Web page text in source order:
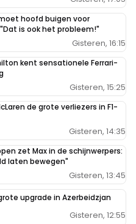
hoofd buigen voor
is ook het probleem!"
Gisteren, 16:15
kent sensationele Ferrari-
Gisteren, 15:25
de grote verliezers in F1-
Gisteren, 14:35
zet Max in de schijnwerpers:
laten bewegen"
Gisteren, 13:45
upgrade in Azerbeidzjan
Gisteren, 12:55